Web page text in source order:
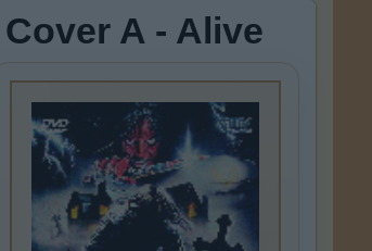
A - Alive